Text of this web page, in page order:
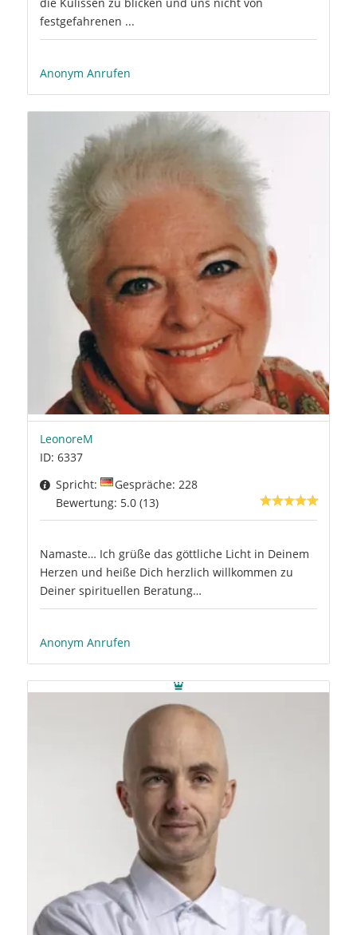
festgefahrenen ...
Anonym Anrufen
LeonoreM
ID: 6337
Spricht:
Gespräche: 228
Bewertung: 5.0 (13)
Namaste… Ich grüße das göttliche Licht in Deinem
Herzen und heiße Dich herzlich willkommen zu
Deiner spirituellen Beratung…
Anonym Anrufen